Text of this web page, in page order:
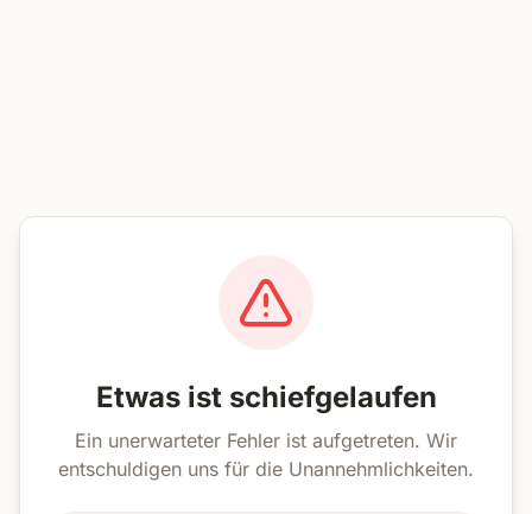
Etwas ist schiefgelaufen
Ein unerwarteter Fehler ist aufgetreten. Wir
entschuldigen uns für die Unannehmlichkeiten.